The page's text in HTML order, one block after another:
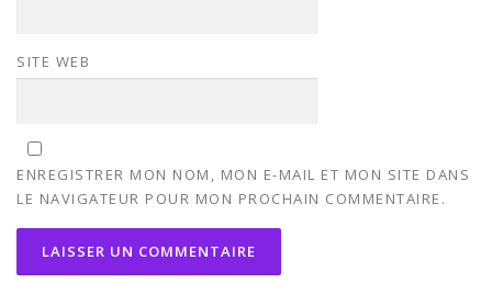
SITE WEB
ENREGISTRER MON NOM, MON E-MAIL ET MON SITE DANS
LE NAVIGATEUR POUR MON PROCHAIN COMMENTAIRE.